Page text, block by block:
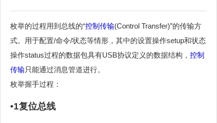
枚举的过程用到总线的“控制传输(Control Transfer)”的传输方
式。用于配置/命令/状态等情形，其中的设置操作setup和状态
操作status过程的数据包具有USB协议定义的数据结构， 控制
传输只能通过消息管道进行。
枚举握手过程：
•1复位总线